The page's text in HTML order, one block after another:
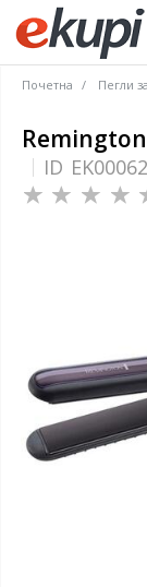
Почетна Пегли
Remington
ID